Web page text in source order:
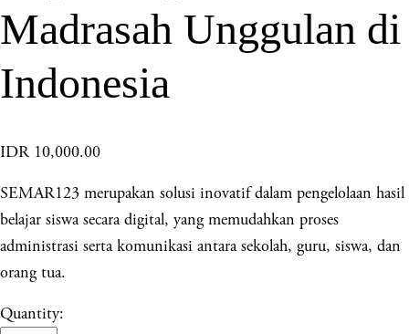
Madrasah Unggulan di
Indonesia
IDR 10,000.00
SEMAR123 merupakan solusi inovatif dalam pengelolaan hasil
belajar siswa secara digital, yang memudahkan proses
administrasi serta komunikasi antara sekolah, guru, siswa, dan
orang tua.
Quantity: